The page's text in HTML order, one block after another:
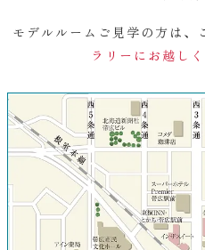
モデルルームご見学の方は、
ラリーにお越し